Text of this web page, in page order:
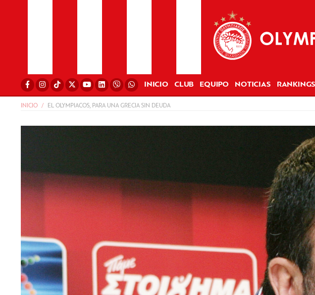
INICIO CLUB EQUIPO NOTICIAS RANKINGS
INICIO EL OLYMPIACOS, PARA UNA GRECIA SIN DEUDA